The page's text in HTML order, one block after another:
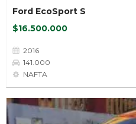
Ford EcoSport S
$16.500.000
2016
141.000
NAFTA